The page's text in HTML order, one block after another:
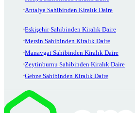
Antalya Sahibinden Kiralık Daire
Eskişehir Sahibinden Kiralık Daire
Mersin Sahibinden Kiralık Daire
Manavgat Sahibinden Kiralık Daire
Zeytinburnu Sahibinden Kiralık Daire
Gebze Sahibinden Kiralık Daire